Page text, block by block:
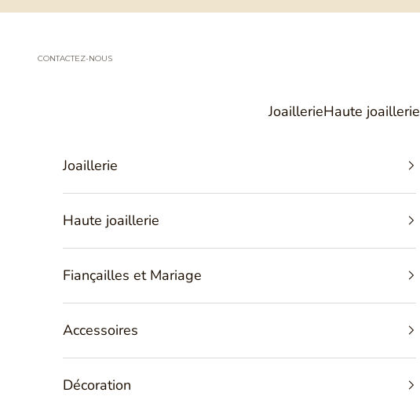
Passer au contenu
JoaillerieHaute joaillerie
CONTACTEZ-NOUS
Joaillerie
Haute joaillerie
Fiançailles et Mariage
Accessoires
Décoration